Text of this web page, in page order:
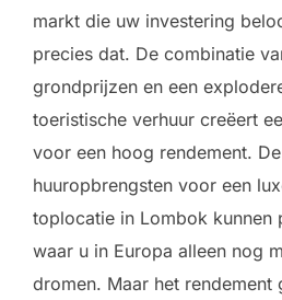
markt die uw investering
precies dat. De combinatie
grondprijzen en een
toeristische verhuur creëert
voor een hoog rendement.
huuropbrengsten voor een
toplocatie in Lombok kunnen
waar u in Europa alleen nog
dromen. Maar het rendement